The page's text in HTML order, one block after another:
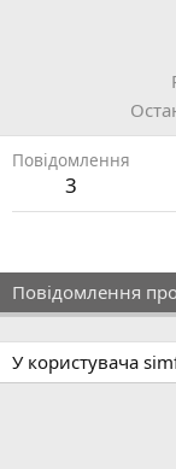
Повідомлення
3
Повідомлення
У користувача